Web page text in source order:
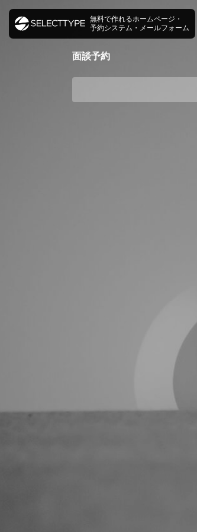
面談予約
無料で作れるホームページ・
予約システム・メールフォーム